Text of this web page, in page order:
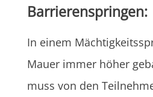
Barrierenspringen:
In einem
Mauer immer höher
muss von den